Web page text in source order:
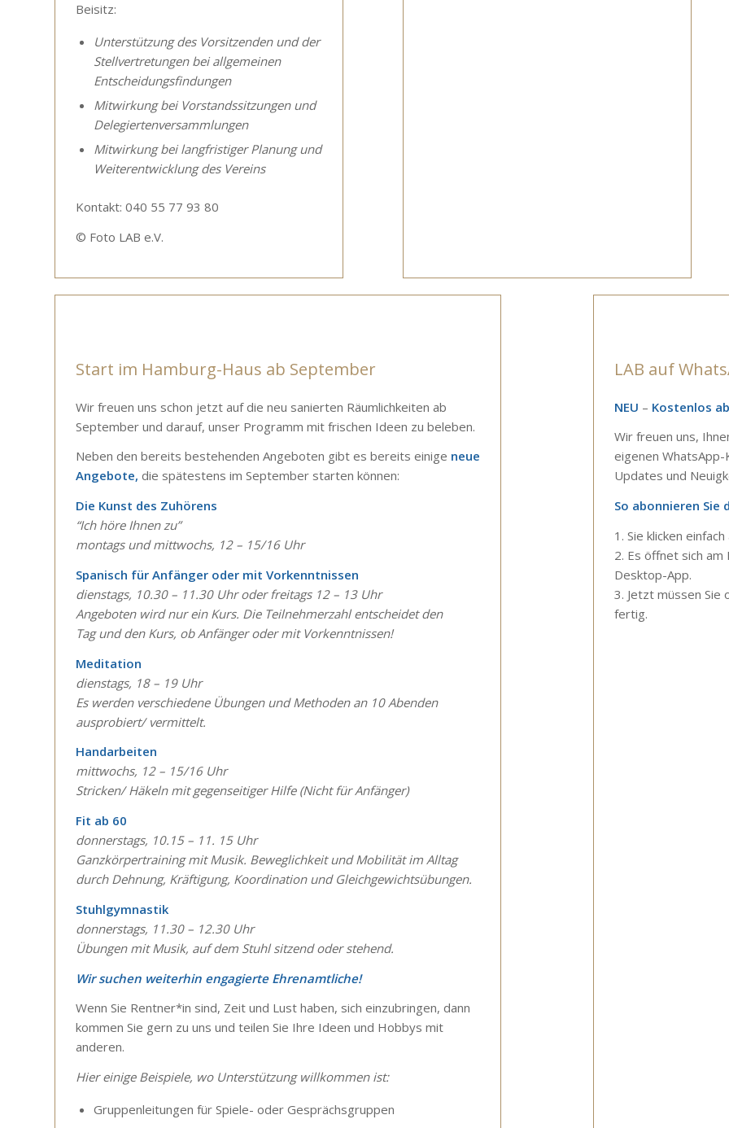
Beisitz:
Unterstützung des Vorsitzenden und der
Stellvertretungen bei allgemeinen
Entscheidungsfindungen
Mitwirkung bei Vorstandssitzungen und
Delegiertenversammlungen
Mitwirkung bei langfristiger Planung und
Weiterentwicklung des Vereins
Kontakt: 040 55 77 93 80
© Foto LAB e.V.
Start im Hamburg-Haus ab September
Wir freuen uns schon jetzt auf die neu sanierten Räumlichkeiten ab
September und darauf, unser Programm mit frischen Ideen zu beleben.
Neben den bereits bestehenden Angeboten gibt es bereits einige neue
Angebote, die spätestens im September starten können:
Die Kunst des Zuhörens
“Ich höre Ihnen zu”
montags und mittwochs, 12 – 15/16 Uhr
Spanisch für Anfänger oder mit Vorkenntnissen
dienstags, 10.30 – 11.30 Uhr oder freitags 12 – 13 Uhr
Angeboten wird nur ein Kurs. Die Teilnehmerzahl entscheidet den
Tag und den Kurs, ob Anfänger oder mit Vorkenntnissen!
Meditation
dienstags, 18 – 19 Uhr
Es werden verschiedene Übungen und Methoden an 10 Abenden
ausprobiert/ vermittelt.
Handarbeiten
mittwochs, 12 – 15/16 Uhr
Stricken/ Häkeln mit gegenseitiger Hilfe (Nicht für Anfänger)
Fit ab 60
donnerstags, 10.15 – 11. 15 Uhr
Ganzkörpertraining mit Musik. Beweglichkeit und Mobilität im Alltag
durch Dehnung, Kräftigung, Koordination und Gleichgewichtsübungen.
Stuhlgymnastik
donnerstags, 11.30 – 12.30 Uhr
Übungen mit Musik, auf dem Stuhl sitzend oder stehend.
Wir suchen weiterhin engagierte Ehrenamtliche!
Wenn Sie Rentner*in sind, Zeit und Lust haben, sich einzubringen, dann
kommen Sie gern zu uns und teilen Sie Ihre Ideen und Hobbys mit
anderen.
Hier einige Beispiele, wo Unterstützung willkommen ist:
Gruppenleitungen für Spiele- oder Gesprächsgruppen
LAB auf
NEU – Kostenlos
Wir freuen uns,
eigenen WhatsApp-
Updates und
So abonnieren Sie
1. Sie klicken
2. Es öffnet sich
Desktop-App.
3. Jetzt müssen Sie
fertig.